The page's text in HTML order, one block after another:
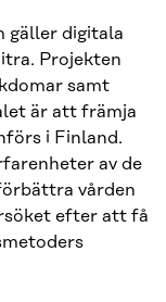
gäller digitala
Projekten
samt
är att främja
i Finland.
av de
vården
efter att få